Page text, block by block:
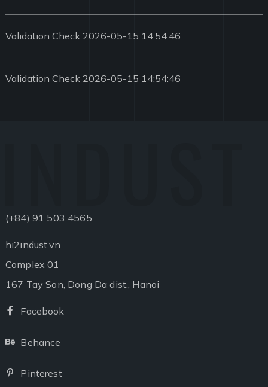
Validation Check 2026-05-15 14:54:46
Validation Check 2026-05-15 14:54:46
(+84) 91 503 4565
hi2indust.vn
Complex 01
167 Tay Son, Dong Da dist., Hanoi
Facebook
Behance
Pinterest